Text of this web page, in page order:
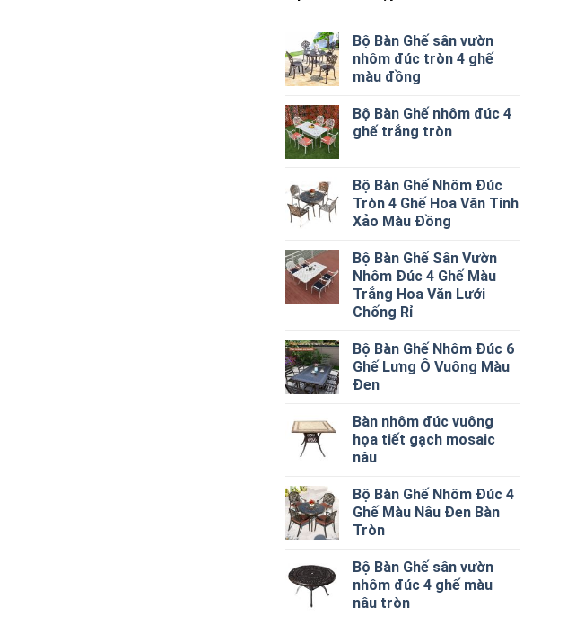
Bộ Bàn Ghế sân vườn
nhôm đúc tròn 4 ghế
màu đồng
Bộ Bàn Ghế nhôm đúc 4
ghế trắng tròn
Bộ Bàn Ghế Nhôm Đúc
Tròn 4 Ghế Hoa Văn Tinh
Xảo Màu Đồng
Bộ Bàn Ghế Sân Vườn
Nhôm Đúc 4 Ghế Màu
Trắng Hoa Văn Lưới
Chống Rỉ
Bộ Bàn Ghế Nhôm Đúc 6
Ghế Lưng Ô Vuông Màu
Đen
Bàn nhôm đúc vuông
họa tiết gạch mosaic
nâu
Bộ Bàn Ghế Nhôm Đúc 4
Ghế Màu Nâu Đen Bàn
Tròn
Bộ Bàn Ghế sân vườn
nhôm đúc 4 ghế màu
nâu tròn